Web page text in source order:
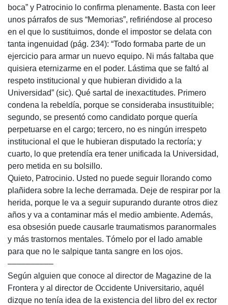
boca” y Patrocinio lo confirma plenamente. Basta con leer
unos párrafos de sus “Memorias”, refiriéndose al proceso
en el que lo sustituimos, donde el impostor se delata con
tanta ingenuidad (pág. 234): “Todo formaba parte de un
ejercicio para armar un nuevo equipo. Ni más faltaba que
quisiera eternizarme en el poder. Lástima que se faltó al
respeto institucional y que hubieran dividido a la
Universidad” (sic). Qué sartal de inexactitudes. Primero
condena la rebeldía, porque se consideraba insustituible;
segundo, se presentó como candidato porque quería
perpetuarse en el cargo; tercero, no es ningún irrespeto
institucional el que le hubieran disputado la rectoría; y
cuarto, lo que pretendía era tener unificada la Universidad,
pero metida en su bolsillo.
Quieto, Patrocinio. Usted no puede seguir llorando como
plañidera sobre la leche derramada. Deje de respirar por la
herida, porque le va a seguir supurando durante otros diez
años y va a contaminar más el medio ambiente. Además,
esa obsesión puede causarle traumatismos paranormales
y más trastornos mentales. Tómelo por el lado amable
para que no le salpique tanta sangre en los ojos.
––––––––––
Según alguien que conoce al director de Magazine de la
Frontera y al director de Occidente Universitario, aquél
dizque no tenía idea de la existencia del libro del ex rector